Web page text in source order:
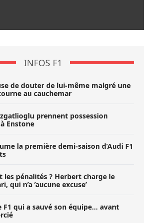
INFOS F1
de douter de lui-même malgré une
au cauchemar
prennent possession
Enstone
la première demi-saison d’Audi F1
les pénalités ? Herbert charge le
qui n’a ’aucune excuse’
F1 qui a sauvé son équipe… avant